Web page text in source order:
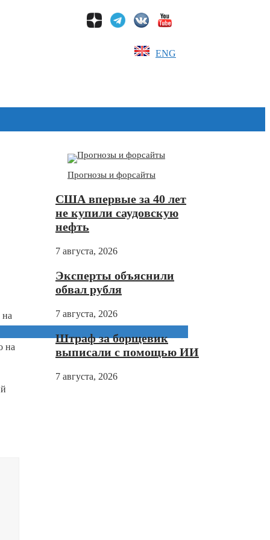
ENG
на
на
Прогнозы и форсайты
США впервые за 40 лет
не купили саудовскую
нефть
7 августа, 2026
Эксперты объяснили
обвал рубля
7 августа, 2026
Штраф за борщевик
выписали с помощью ИИ
7 августа, 2026